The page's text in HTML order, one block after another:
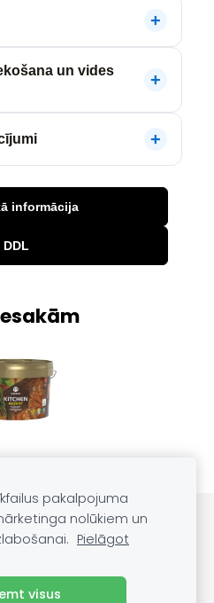
un vides
informācija
DDL
SĪKDATNES
pakalpojuma
nolūkiem un
Pielāgot
visus